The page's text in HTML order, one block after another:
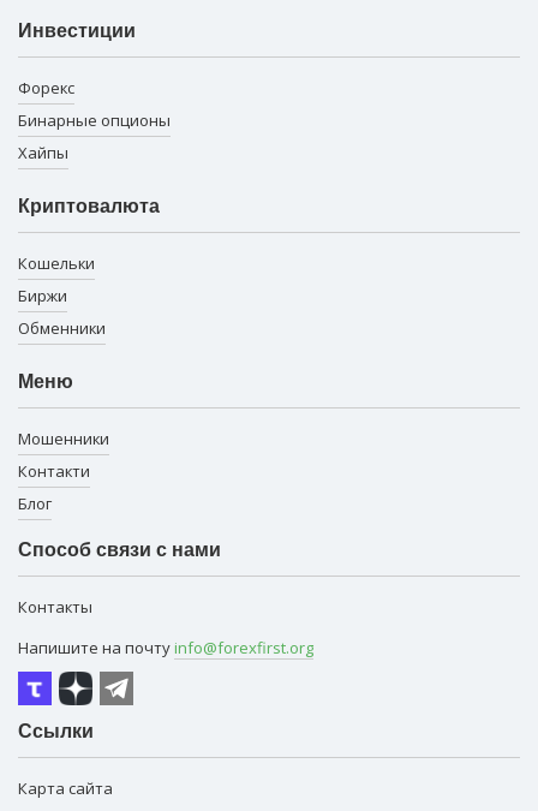
Инвестиции
Форекс
Бинарные опционы
Хайпы
Криптовалюта
Кошельки
Биржи
Обменники
Меню
Мошенники
Контакти
Блог
Способ связи с нами
Контакты
Напишите на почту info@forexfirst.org
Ссылки
Карта сайта